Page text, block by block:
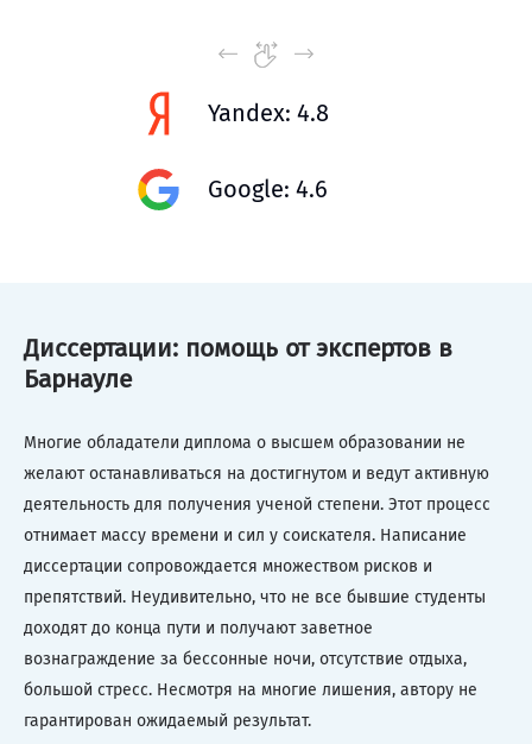
Yandex: 4.8
Google: 4.6
Диссертации: помощь от экспертов в
Барнауле
Многие обладатели диплома о высшем образовании не
желают останавливаться на достигнутом и ведут активную
деятельность для получения ученой степени. Этот процесс
отнимает массу времени и сил у соискателя. Написание
диссертации сопровождается множеством рисков и
препятствий. Неудивительно, что не все бывшие студенты
доходят до конца пути и получают заветное
вознаграждение за бессонные ночи, отсутствие отдыха,
большой стресс. Несмотря на многие лишения, автору не
гарантирован ожидаемый результат.